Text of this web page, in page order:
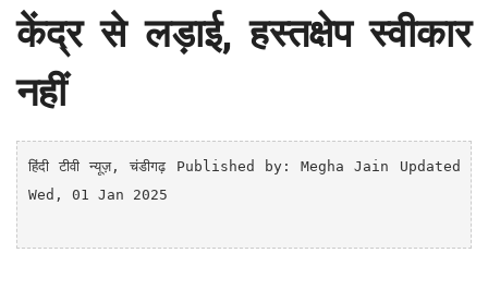
केंद्र से लड़ाई, हस्तक्षेप स्वीकार
नहीं
हिंदी टीवी न्यूज़, चंडीगढ़
Published by: Megha Jain Updated
Wed, 01 Jan 2025